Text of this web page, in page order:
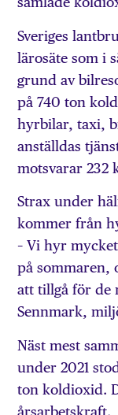
Sveriges
lärosäte som i
grund av
på 740 ton
hyrbilar, taxi,
anställdas
motsvarar 232
Strax under
kommer från
– Vi hyr
på sommaren,
att tillgå för de
Sennmark,
Näst mest
under 2021
ton koldioxid.
årsarbetskraft.